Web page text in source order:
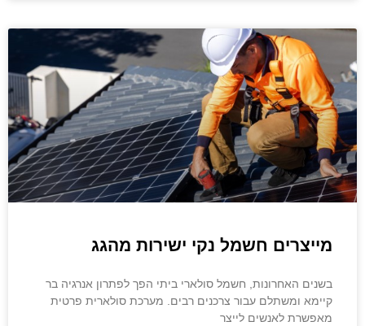
מייצרים חשמל נקי ישירות מהגג
בשנים האחרונות, חשמל סולארי ביתי הפך לפתרון אנרגיה בר
קיימא ומשתלם עבור צרכנים רבים. מערכת סולארית פרטית
מאפשרת לאנשים לייצר